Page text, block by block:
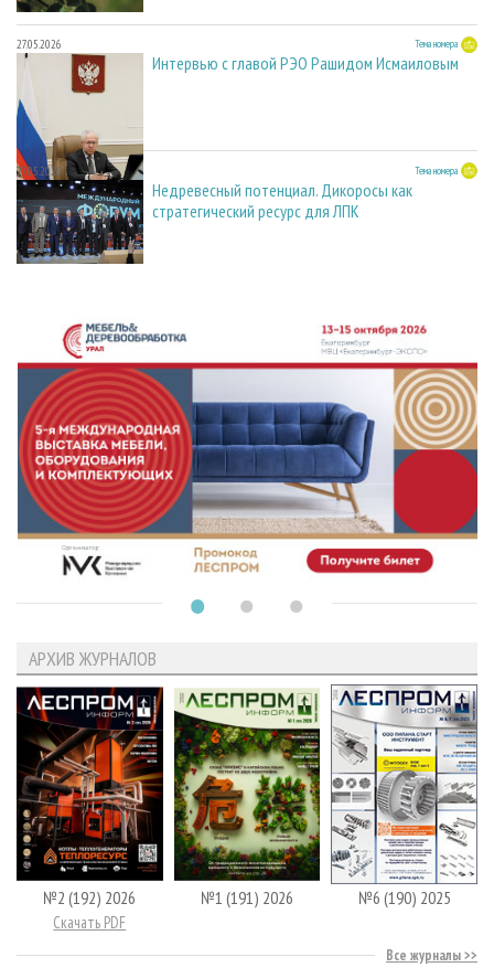
27.05.2026 Тема номера
Интервью с главой РЭО Рашидом Исмаиловым
27.05.2026 Тема номера
Недревесный потенциал. Дикоросы как
стратегический ресурс для ЛПК
АРХИВ ЖУРНАЛОВ
№2 (192) 2026
Скачать PDF
№1 (191) 2026 №6 (190) 2025
Все журналы